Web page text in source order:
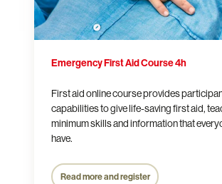
Emergency First Aid Course 4h
First aid online course provides
capabilities to give life-saving first aid,
minimum skills and information that
have.
Read more and register